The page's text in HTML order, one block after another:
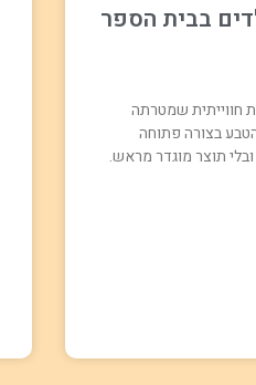
בבית הספר
חווייתית שמטרתה
בצורה פתוחה
ובלי תוצר מוגדר מראש.